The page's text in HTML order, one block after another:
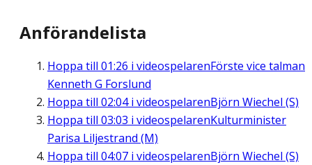
Anförandelista
Hoppa till 01:26 i videospelarenFörste vice talman
Kenneth G Forslund
Hoppa till 02:04i videospelarenBjörn Wiechel (S)
Hoppa till 03:03 i videospelarenKulturminister
Parisa Liljestrand (M)
Hoppa till 04:07 i videospelarenBjörn Wiechel (S)